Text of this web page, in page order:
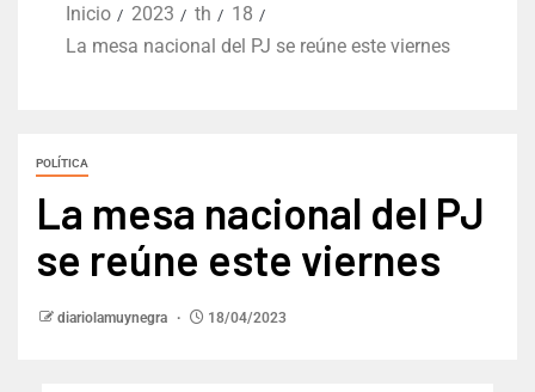
Inicio 2023 th
18
La mesa nacional del PJ se reúne este viernes
POLÍTICA
La mesa nacional del PJ
se reúne este viernes
diariolamuynegra 18/04/2023